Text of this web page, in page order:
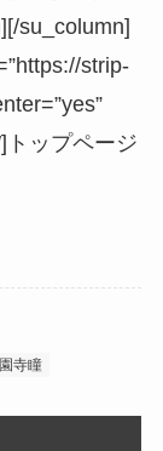
su_column]
strip-
トップページ
寺瞳